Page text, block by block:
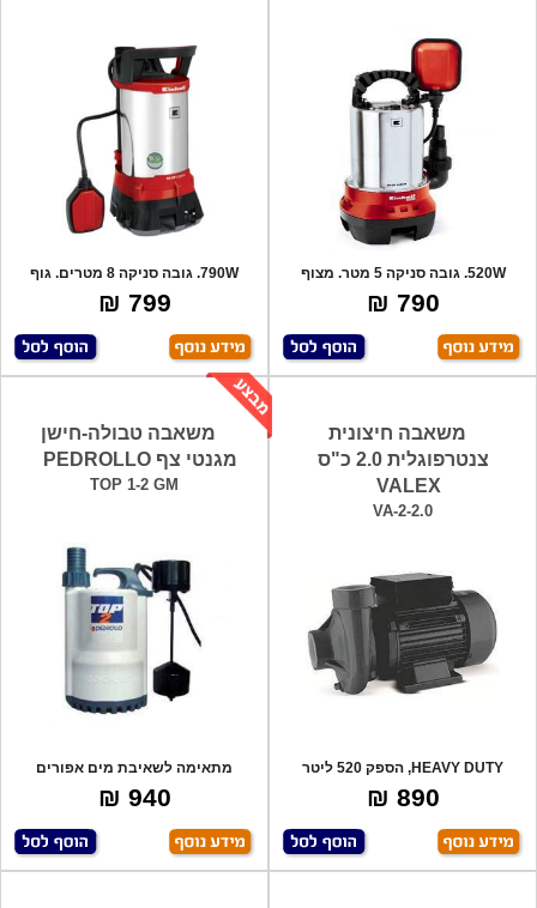
520W. גובה סניקה 5 מטר. מצוף
הפעלה אוטומ
790 ₪
790W. גובה סניקה 8 מטרים. גוף
אלומיניום.
799 ₪
משאבה חיצונית
צנטרפוגלית 2.0 כ"ס
VALEX
VA-2-2.0
HEAVY DUTY, הספק 520 ליטר
בדקה, גובה הרמ
890 ₪
משאבה טבולה-חישן
מגנטי צף PEDROLLO
TOP 1-2 GM
מתאימה לשאיבת מים אפורים
וכוללת חיישן מג
940 ₪